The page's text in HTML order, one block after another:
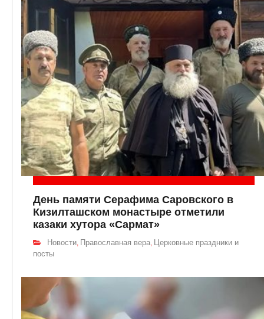
День памяти Серафима Саровского в
Кизилташском монастыре отметили
казаки хутора «Сармат»
Новости Православная вера Церковные праздники и
посты